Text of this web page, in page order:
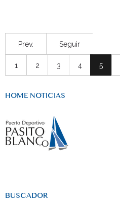
Prev. Seguir
1 2 3 4 5
HOME NOTICIAS
BUSCADOR